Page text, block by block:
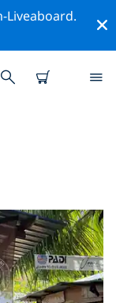
Liveaboard.